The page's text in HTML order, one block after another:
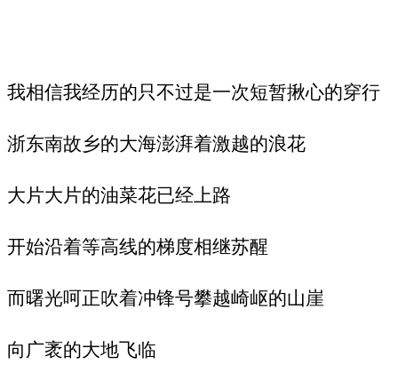
我相信我经历的只不过是一次短暂揪心的穿行
浙东南故乡的大海澎湃着激越的浪花
大片大片的油菜花已经上路
开始沿着等高线的梯度相继苏醒
而曙光呵正吹着冲锋号攀越崎岖的山崖
向广袤的大地飞临